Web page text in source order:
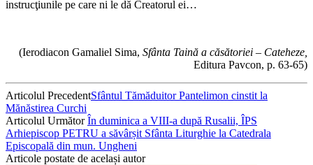
instrucţiunile pe care ni le dă Creatorul ei…
(Ierodiacon Gamaliel Sima, Sfânta Taină a căsătoriei – Cateheze,
Editura Pavcon, p. 63-65)
Articolul PrecedentSfântul Tămăduitor Pantelimon cinstit la
Mănăstirea Curchi
Articolul UrmătorÎn duminica a VIII-a după Rusalii, ÎPS
Arhiepiscop PETRU a săvârșit Sfânta Liturghie la Catedrala
Episcopală din mun. Ungheni
Articole postate de același autor